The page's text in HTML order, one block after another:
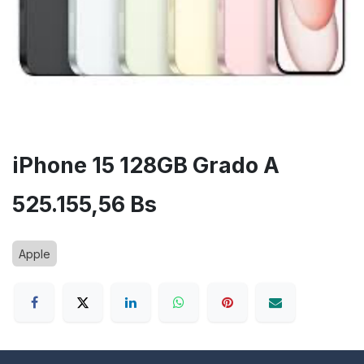
iPhone 15 128GB Grado A
525.155,56 Bs
Apple